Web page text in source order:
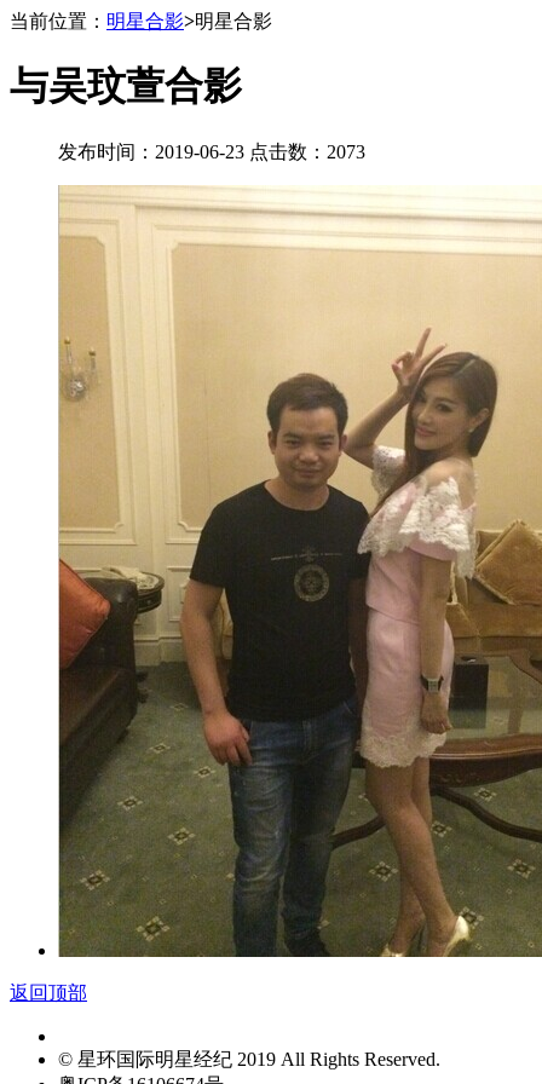
当前位置： 明星合影>明星合影
与吴玟萱合影
发布时间：2019-06-23 点击数：2073
返回顶部
© 星环国际明星经纪 2019 All Rights Reserved.